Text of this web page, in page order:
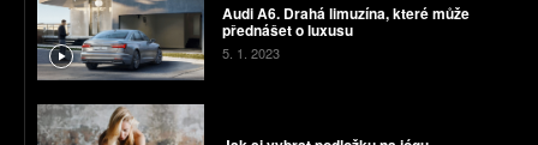
Audi A6. Drahá limuzína, které může
přednášet o luxusu
5. 1. 2023